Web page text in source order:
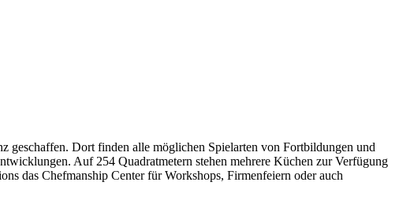
Dort finden alle möglichen Spielarten von Fortbildungen und
Auf 254 Quadratmetern stehen mehrere Küchen zur Verfügung
das Chefmanship Center für Workshops, Firmenfeiern oder auch